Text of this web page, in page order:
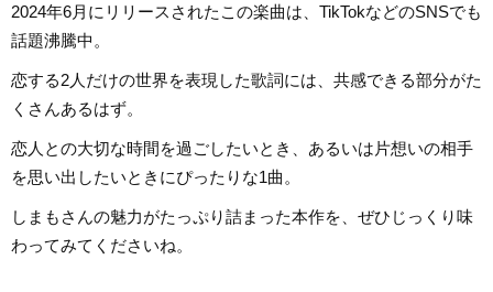
2024年6月にリリースされたこの楽曲は、TikTokなどのSNSでも
話題沸騰中。
恋する2人だけの世界を表現した歌詞には、共感できる部分がた
くさんあるはず。
恋人との大切な時間を過ごしたいとき、あるいは片想いの相手
を思い出したいときにぴったりな1曲。
しまもさんの魅力がたっぷり詰まった本作を、ぜひじっくり味
わってみてくださいね。